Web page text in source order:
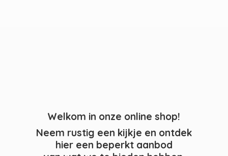
Welkom in onze online shop!
Neem rustig een kijkje en ontdek
hier een beperkt aanbod